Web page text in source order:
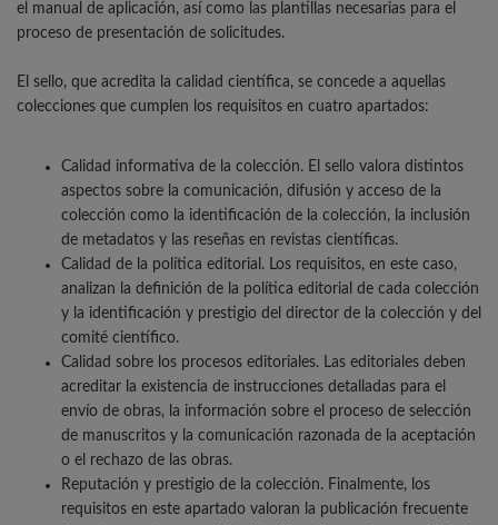
el manual de aplicación, así como las plantillas necesarias para el
proceso de presentación de solicitudes.
El sello, que acredita la calidad científica, se concede a aquellas
colecciones que cumplen los requisitos en cuatro apartados:
Calidad informativa de la colección. El sello valora distintos
aspectos sobre la comunicación, difusión y acceso de la
colección como la identificación de la colección, la inclusión
de metadatos y las reseñas en revistas científicas.
Calidad de la política editorial. Los requisitos, en este caso,
analizan la definición de la política editorial de cada colección
y la identificación y prestigio del director de la colección y del
comité científico.
Calidad sobre los procesos editoriales. Las editoriales deben
acreditar la existencia de instrucciones detalladas para el
envío de obras, la información sobre el proceso de selección
de manuscritos y la comunicación razonada de la aceptación
o el rechazo de las obras.
Reputación y prestigio de la colección. Finalmente, los
requisitos en este apartado valoran la publicación frecuente